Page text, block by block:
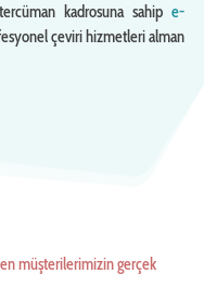
kadrosuna sahipe-
çeviri hizmetleri alman
müşterilerimizin gerçek